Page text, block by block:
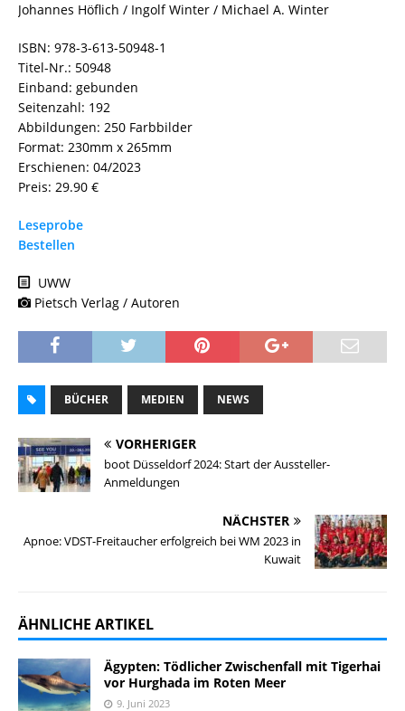
Johannes Höflich / Ingolf Winter / Michael A. Winter
ISBN: 978-3-613-50948-1
Titel-Nr.: 50948
Einband: gebunden
Seitenzahl: 192
Abbildungen: 250 Farbbilder
Format: 230mm x 265mm
Erschienen: 04/2023
Preis: 29.90 €
Leseprobe
Bestellen
UWW
Pietsch Verlag / Autoren
BÜCHER MEDIEN NEWS
VORHERIGER
boot Düsseldorf 2024: Start der Aussteller-
Anmeldungen
NÄCHSTER
Apnoe: VDST-Freitaucher erfolgreich bei WM 2023 in
Kuwait
ÄHNLICHE ARTIKEL
Ägypten: Tödlicher Zwischenfall mit Tigerhai
vor Hurghada im Roten Meer
9. Juni 2023